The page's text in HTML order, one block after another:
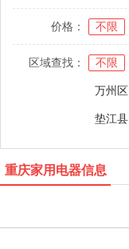
价格： 不限
区域查找： 不限
万州区
垫江县
重庆家用电器信息